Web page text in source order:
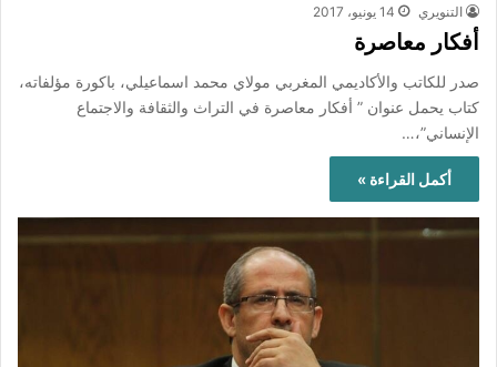
التنويري 14 يونيو، 2017
أفكار معاصرة
صدر للكاتب والأكاديمي المغربي مولاي محمد اسماعيلي، باكورة مؤلفاته،
كتاب يحمل عنوان ” أفكار معاصرة في التراث والثقافة والاجتماع
الإنساني”،…
أكمل القراءة »